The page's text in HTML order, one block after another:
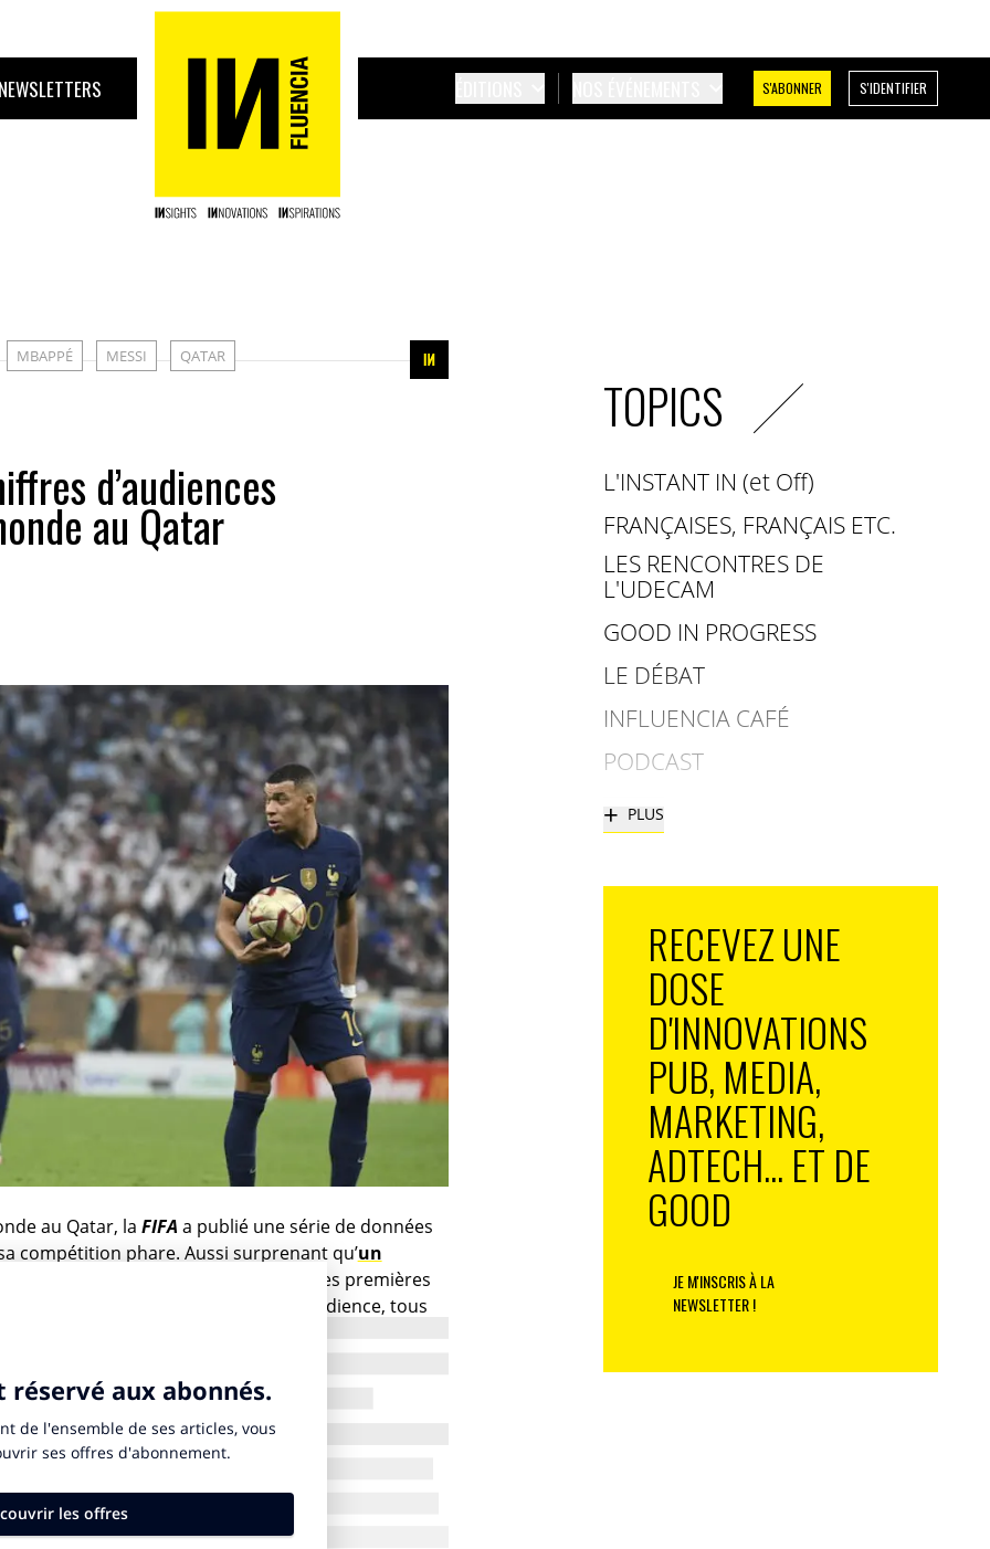
NEWSLETTERS S'ABONNER S'IDENTIFIER
MBAPPÉ MESSI QATAR
d’audiences
au Qatar
au Qatar, la FIFA a publié une série de données
compétition phare. Aussi surprenant qu’un
les chiffres donnent le tournis. Selon les premières
du monde ont rencontré une audience, tous
de 600 campagnes ayant la compétition comme
pour l’ensemble du tournoi, la
milliard d’audience de la finale de Russie 2018
la finale a pu être vue sur trois chaînes,
TOPICS
L'INSTANT IN (et Off)
FRANÇAISES, FRANÇAIS ETC.
LES RENCONTRES DE
L'UDECAM
GOOD IN PROGRESS
LE DÉBAT
INFLUENCIA CAFÉ
PODCAST
+ PLUS
RECEVEZ UNE
DOSE
D'INNOVATIONS
PUB, MEDIA,
MARKETING,
ADTECH... ET DE
GOOD
JE M'INSCRIS À LA
NEWSLETTER !